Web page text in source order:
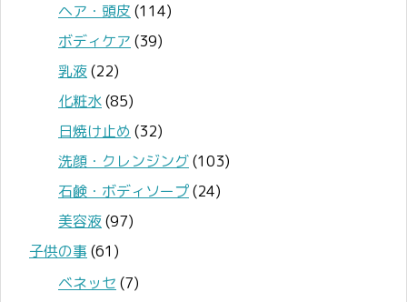
ヘア・頭皮 (114)
ボディケア (39)
乳液(22)
化粧水(85)
日焼け止め (32)
洗顔・クレンジング(103)
石鹸・ボディソープ(24)
美容液(97)
子供の事 (61)
ベネッセ (7)